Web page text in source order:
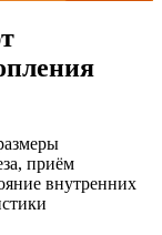
приём
внутренних